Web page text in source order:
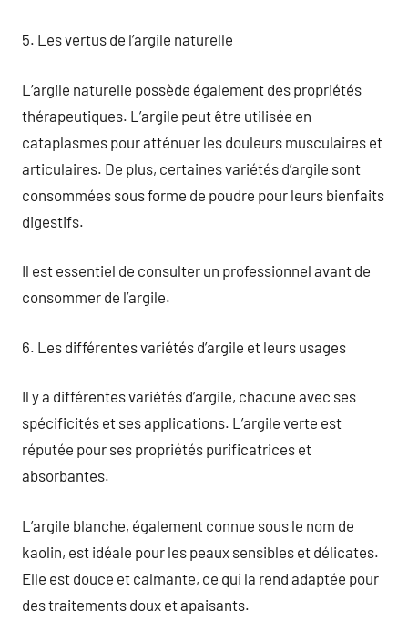
5. Les vertus de l’argile naturelle
L’argile naturelle possède également des propriétés
thérapeutiques. L’argile peut être utilisée en
cataplasmes pour atténuer les douleurs musculaires et
articulaires. De plus, certaines variétés d’argile sont
consommées sous forme de poudre pour leurs bienfaits
digestifs.
Il est essentiel de consulter un professionnel avant de
consommer de l’argile.
6. Les différentes variétés d’argile et leurs usages
Il y a différentes variétés d’argile, chacune avec ses
spécificités et ses applications. L’argile verte est
réputée pour ses propriétés purificatrices et
absorbantes.
L’argile blanche, également connue sous le nom de
kaolin, est idéale pour les peaux sensibles et délicates.
Elle est douce et calmante, ce qui la rend adaptée pour
des traitements doux et apaisants.